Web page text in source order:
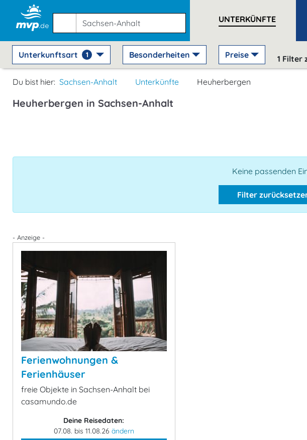
UNTERKÜNFTE
Unterkunftsart 1 Besonderheiten Preise 1 Filter
Du bist hier: Sachsen-Anhalt Unterkünfte Heuherbergen
Heuherbergen in Sachsen-Anhalt
Keine passenden
Filter
- Anzeige -
Ferienwohnungen &
Ferienhäuser
freie Objekte in Sachsen-Anhalt bei
casamundo.de
Deine Reisedaten:
07.08. bis 11.08.26 ändern